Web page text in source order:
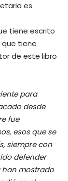
es
tiene escrito
que tiene
de este libro
para
desde
fue
esos que se
siempre con
defender
mostrado